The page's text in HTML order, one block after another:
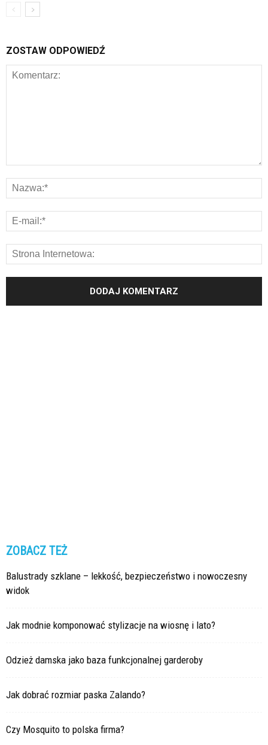
ZOSTAW ODPOWIEDŹ
ZOBACZ TEŻ
Balustrady szklane – lekkość, bezpieczeństwo i nowoczesny
widok
Jak modnie komponować stylizacje na wiosnę i lato?
Odzież damska jako baza funkcjonalnej garderoby
Jak dobrać rozmiar paska Zalando?
Czy Mosquito to polska firma?